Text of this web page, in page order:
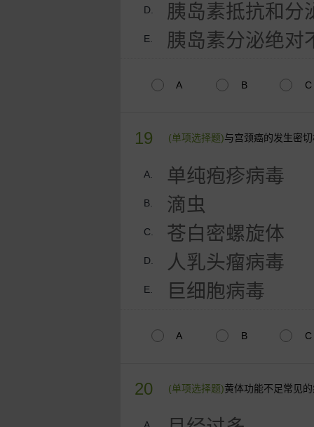
D. 胰岛素抵抗和分
E. 胰岛素分泌绝对
A B C
19 (单项选择题)与宫颈癌的发生密
A. 单纯疱疹病毒
B. 滴虫
C. 苍白密螺旋体
D. 人乳头瘤病毒
E. 巨细胞病毒
A B C
20 (单项选择题)黄体功能不足常见